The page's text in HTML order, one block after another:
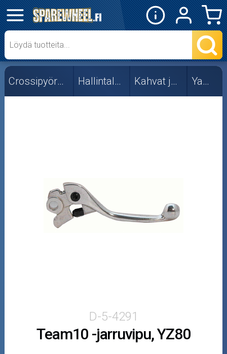
✕
Mopon osat
Skootterin osat
Crossipyörän osat
Mönkijän osat
Puutarha ja metsä
Öljyt ja kemikaalit
Crossipyörän osat Hallintalaitteet Kahvat ja vivut Yamaha
D-5-4291
Team10 -jarruvipu, YZ80